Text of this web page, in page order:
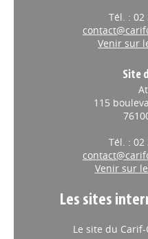
Tél. : 02
Venir sur
Site
115
Tél. : 02
Venir sur
Les sites
Le site du